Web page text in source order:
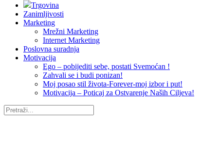
Trgovina
Zanimljivosti
Marketing
Mrežni Marketing
Internet Marketing
Poslovna suradnja
Motivacija
Ego – pobijediti sebe, postati Svemoćan !
Zahvali se i budi ponizan!
Moj posao stil života-Forever-moj izbor i put!
Motivacija – Poticaj za Ostvarenje Naših Ciljeva!